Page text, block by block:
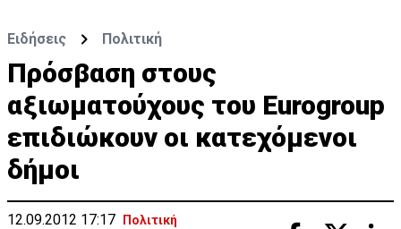
Ειδήσεις Πολιτική
Πρόσβαση στους
αξιωματούχους του Eurogroup
επιδιώκουν οι κατεχόμενοι
δήμοι
12.09.2012 17:17 Πολιτική